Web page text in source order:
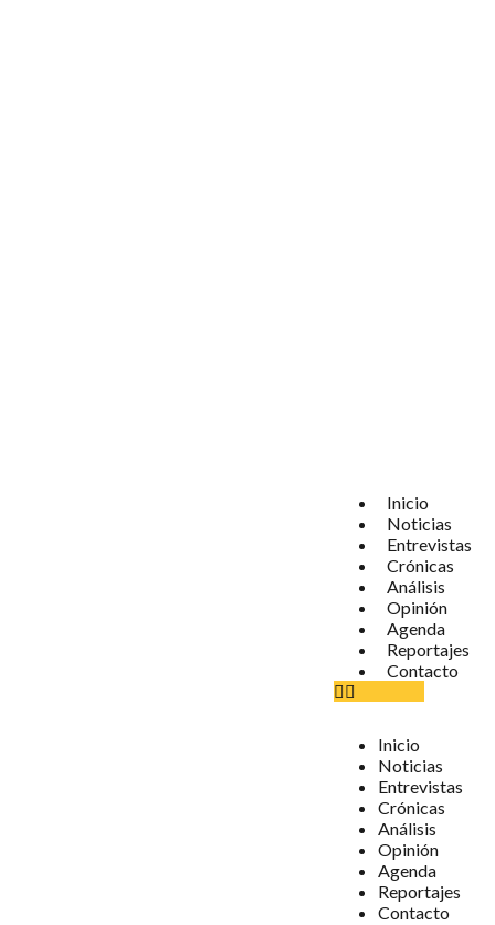
Inicio
Noticias
Entrevistas
Crónicas
Análisis
Opinión
Agenda
Reportajes
Contacto
Inicio
Noticias
Entrevistas
Crónicas
Análisis
Opinión
Agenda
Reportajes
Contacto